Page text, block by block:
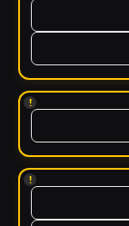
!
!